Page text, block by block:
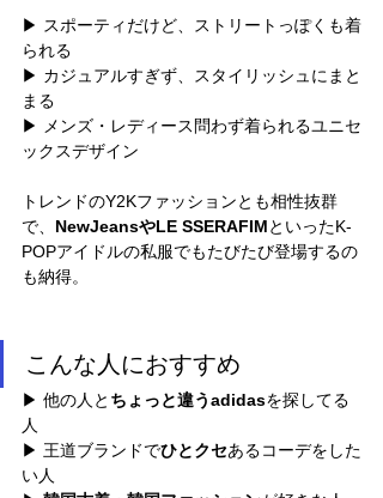
▶︎ スポーティだけど、ストリートっぽくも着
られる
▶︎ カジュアルすぎず、スタイリッシュにまと
まる
▶︎ メンズ・レディース問わず着られるユニセ
ックスデザイン
トレンドのY2Kファッションとも相性抜群
で、 NewJeansやLE SSERAFIMといったK-
POPアイドルの私服でもたびたび登場するの
も納得。
こんな人におすすめ
▶︎ 他の人と ちょっと違うadidasを探してる
人
▶︎ 王道ブランドでひとクセあるコーデをした
い人